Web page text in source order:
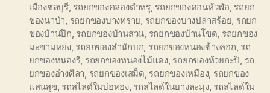
เมืองชลบุรี, รถยกของคลองตำหรุ, รถยกของดอนหัวฬ่อ รถยก
ของนาป่า รถยกของบางทราย รถยกของบางปลาสร้อย รถยก
ของบ้านปึก รถยกของบ้านสวน รถยกของบ้านโขด รถยกของ
มะขามหย่ง, รถยกของสำนักบก รถยกของหนองข้างคอก รถ
ยกของหนองรี, รถยกของหนองไม้แดง, รถยกของห้วยกะปิ รถ
ยกของอ่างศิลา รถยกของเสม็ด รถยกของเหมือง, รถยกของ
แสนสุข รถสไลด์ในบ่อทอง, รถสไลด์ในบางละมุง, รถสไลด์ใน